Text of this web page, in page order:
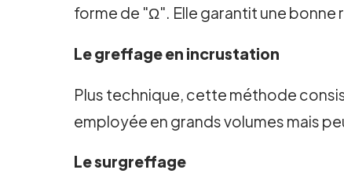
forme de "Ω". Elle garantit une
Le greffage en incrustation
Plus technique, cette méthode
employée en grands volumes mais
Le surgreffage